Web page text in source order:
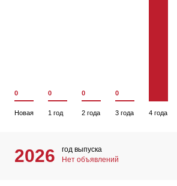
0
Новая
0
1 год
0
2 года
0
3 года 4 года
2026
год выпуска
Нет объявлений